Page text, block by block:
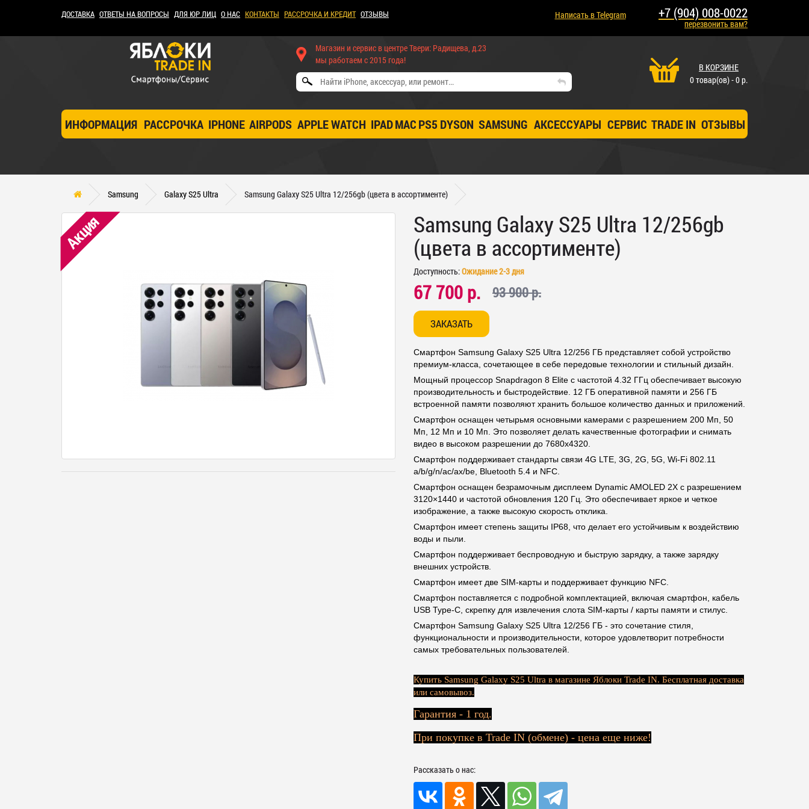
ДОСТАВКА ОТВЕТЫ НА ВОПРОСЫ ДЛЯ ЮР ЛИЦ О НАС КОНТАКТЫ РАССРОЧКА И КРЕДИТ ОТЗЫВЫ Написать в Telegram +7 (904) 008-0022
перезвонить вам?
Магазин и сервис в центре Твери: Радищева, д.23
мы работаем с 2015 года!
В КОРЗИНЕ
0 товар(ов) - 0 р.
ИНФОРМАЦИЯ РАССРОЧКА IPHONE AIRPODS APPLE WATCH IPADMACPS5 DYSON SAMSUNG АКСЕССУАРЫ СЕРВИС TRADE IN ОТЗЫВЫ
Samsung Galaxy S25 Ultra Samsung Galaxy S25 Ultra 12/256gb (цвета в ассортименте)
Акция
Samsung Galaxy S25 Ultra 12/256gb
(цвета в ассортименте)
Доступность:Ожидание 2-3 дня
67 700 р. 93 900 р.
ЗАКАЗАТЬ
Смартфон Samsung Galaxy S25 Ultra 12/256 ГБ представляет собой устройство
премиум-класса, сочетающее в себе передовые технологии и стильный дизайн.
Мощный процессор Snapdragon 8 Elite с частотой 4.32 ГГц обеспечивает высокую
производительность и быстродействие. 12 ГБ оперативной памяти и 256 ГБ
встроенной памяти позволяют хранить большое количество данных и приложений.
Смартфон оснащен четырьмя основными камерами с разрешением 200 Мп, 50
Мп, 12 Мп и 10 Мп. Это позволяет делать качественные фотографии и снимать
видео в высоком разрешении до 7680x4320.
Смартфон поддерживает стандарты связи 4G LTE, 3G, 2G, 5G, Wi-Fi 802.11
a/b/g/n/ac/ax/be, Bluetooth 5.4 и NFC.
Смартфон оснащен безрамочным дисплеем Dynamic AMOLED 2X с разрешением
3120×1440 и частотой обновления 120 Гц. Это обеспечивает яркое и четкое
изображение, а также высокую скорость отклика.
Смартфон имеет степень защиты IP68, что делает его устойчивым к воздействию
воды и пыли.
Смартфон поддерживает беспроводную и быструю зарядку, а также зарядку
внешних устройств.
Смартфон имеет две SIM-карты и поддерживает функцию NFC.
Смартфон поставляется с подробной комплектацией, включая смартфон, кабель
USB Type-C, скрепку для извлечения слота SIM-карты / карты памяти и стилус.
Смартфон Samsung Galaxy S25 Ultra 12/256 ГБ - это сочетание стиля,
функциональности и производительности, которое удовлетворит потребности
самых требовательных пользователей.
Купить Samsung Galaxy S25 Ultra в магазине Яблоки Trade IN. Бесплатная доставка
или самовывоз.
Гарантия - 1 год.
При покупке в Trade IN (обмене) - цена еще ниже!
Рассказать о нас: